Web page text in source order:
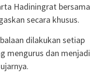
Hadiningrat bersama
secara khusus.
dilakukan setiap
mengurus dan menjadi